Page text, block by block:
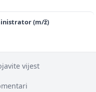
(m/ž)
vijest